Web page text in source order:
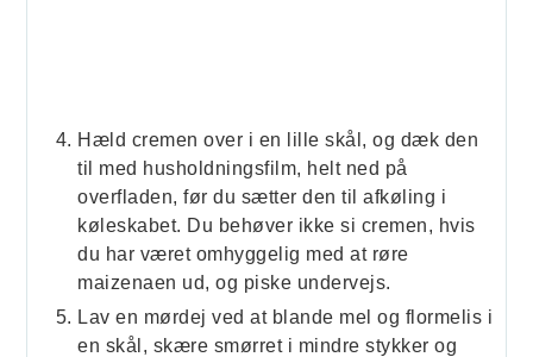
Hæld cremen over i en lille skål, og dæk den
til med husholdningsfilm, helt ned på
overfladen, før du sætter den til afkøling i
køleskabet. Du behøver ikke si cremen, hvis
du har været omhyggelig med at røre
maizenaen ud, og piske undervejs.
Lav en mørdej ved at blande mel og flormelis i
en skål, skære smørret i mindre stykker og